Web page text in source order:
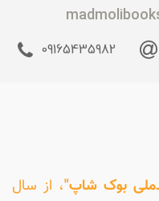
09165435982
بوک شاپ"، از سال